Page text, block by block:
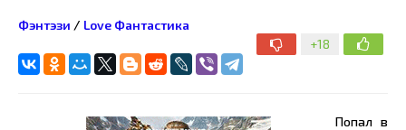
+18
Фэнтэзи / Love Фантастика
Попал в